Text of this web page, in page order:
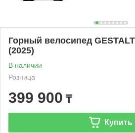
Горный велосипед
(2025)
В наличии
Розница
399 900 ₸
Купить